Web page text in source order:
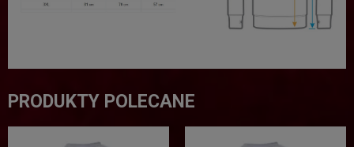
PRODUKTY POLECANE